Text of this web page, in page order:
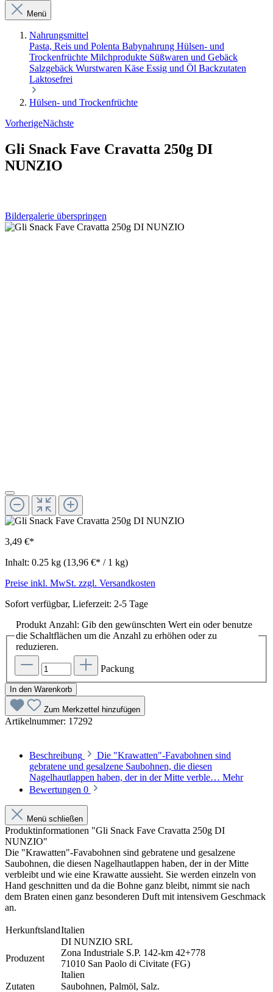
Menü
Nahrungsmittel
Pasta, Reis und Polenta Babynahrung Hülsen- und
Trockenfrüchte Milchprodukte Süßwaren und Gebäck
Salzgebäck Wurstwaren Käse Essig und Öl Backzutaten
Laktosefrei
Hülsen- und Trockenfrüchte
VorherigeNächste
Gli Snack Fave Cravatta 250g DI
NUNZIO
Bildergalerie überspringen
3,49 €*
Inhalt: 0.25 kg (13,96 €* / 1 kg)
Preise inkl. MwSt. zzgl. Versandkosten
Sofort verfügbar, Lieferzeit: 2-5 Tage
Produkt Anzahl: Gib den gewünschten Wert ein oder benutze
die Schaltflächen um die Anzahl zu erhöhen oder zu
reduzieren.
Packung
In den Warenkorb
Zum Merkzettel hinzufügen
Artikelnummer: 17292
Beschreibung
Die "Krawatten"-Favabohnen sind
gebratene und gesalzene Saubohnen, die diesen
Nagelhautlappen haben, der in der Mitte verble… Mehr
Bewertungen 0
Menü schließen
Produktinformationen "Gli Snack Fave Cravatta 250g DI
NUNZIO"
Die "Krawatten"-Favabohnen sind gebratene und gesalzene
Saubohnen, die diesen Nagelhautlappen haben, der in der Mitte
verbleibt und wie eine Krawatte aussieht. Sie werden einzeln von
Hand geschnitten und da die Bohne ganz bleibt, nimmt sie nach
dem Braten einen ganz besonderen Duft mit intensivem Geschmack
an.
HerkunftslandItalien
Produzent
DI NUNZIO SRL
Zona Industriale S.P. 142-km 42+778
71010 San Paolo di Civitate (FG)
Italien
Zutaten
Saubohnen, Palmöl, Salz.